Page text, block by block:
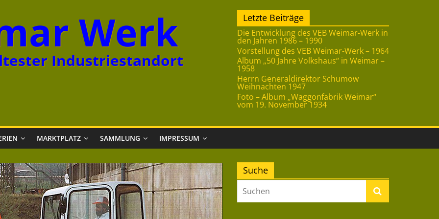
Werk
Industriestandort
Letzte Beiträge
Die Entwicklung des VEB Weimar-Werk in
den Jahren 1986 – 1990
Vorstellung des VEB Weimar-Werk – 1964
Album „50 Jahre Volkshaus“ in Weimar –
1958
Herrn Generaldirektor Schumow
Weihnachten 1947
Foto – Album „Waggonfabrik Weimar“
vom 19. November 1934
MARKTPLATZ SAMMLUNG IMPRESSUM
Suche